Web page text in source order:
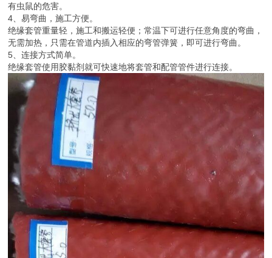
有虫鼠的危害。
4、易弯曲，施工方便。
绝缘套管重量轻，施工和搬运轻便；常温下可进行任意角度的弯曲，
无需加热，只需在管道内插入相应的弯管弹簧，即可进行弯曲。
5、连接方式简单。
绝缘套管使用胶黏剂就可快速地将套管和配管管件进行连接。